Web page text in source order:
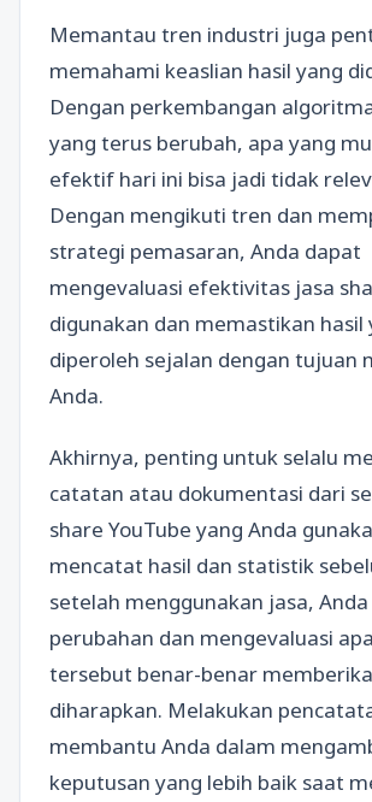
Memantau tren industri juga
memahami keaslian hasil yang
Dengan perkembangan
yang terus berubah, apa yang
efektif hari ini bisa jadi tidak
Dengan mengikuti tren dan
strategi pemasaran, Anda dapat
mengevaluasi efektivitas jasa
digunakan dan memastikan hasil
diperoleh sejalan dengan tujuan
Anda.
Akhirnya, penting untuk selalu
catatan atau dokumentasi dari
share YouTube yang Anda
mencatat hasil dan statistik
setelah menggunakan jasa,
perubahan dan mengevaluasi
tersebut benar-benar
diharapkan. Melakukan
membantu Anda dalam
keputusan yang lebih baik saat